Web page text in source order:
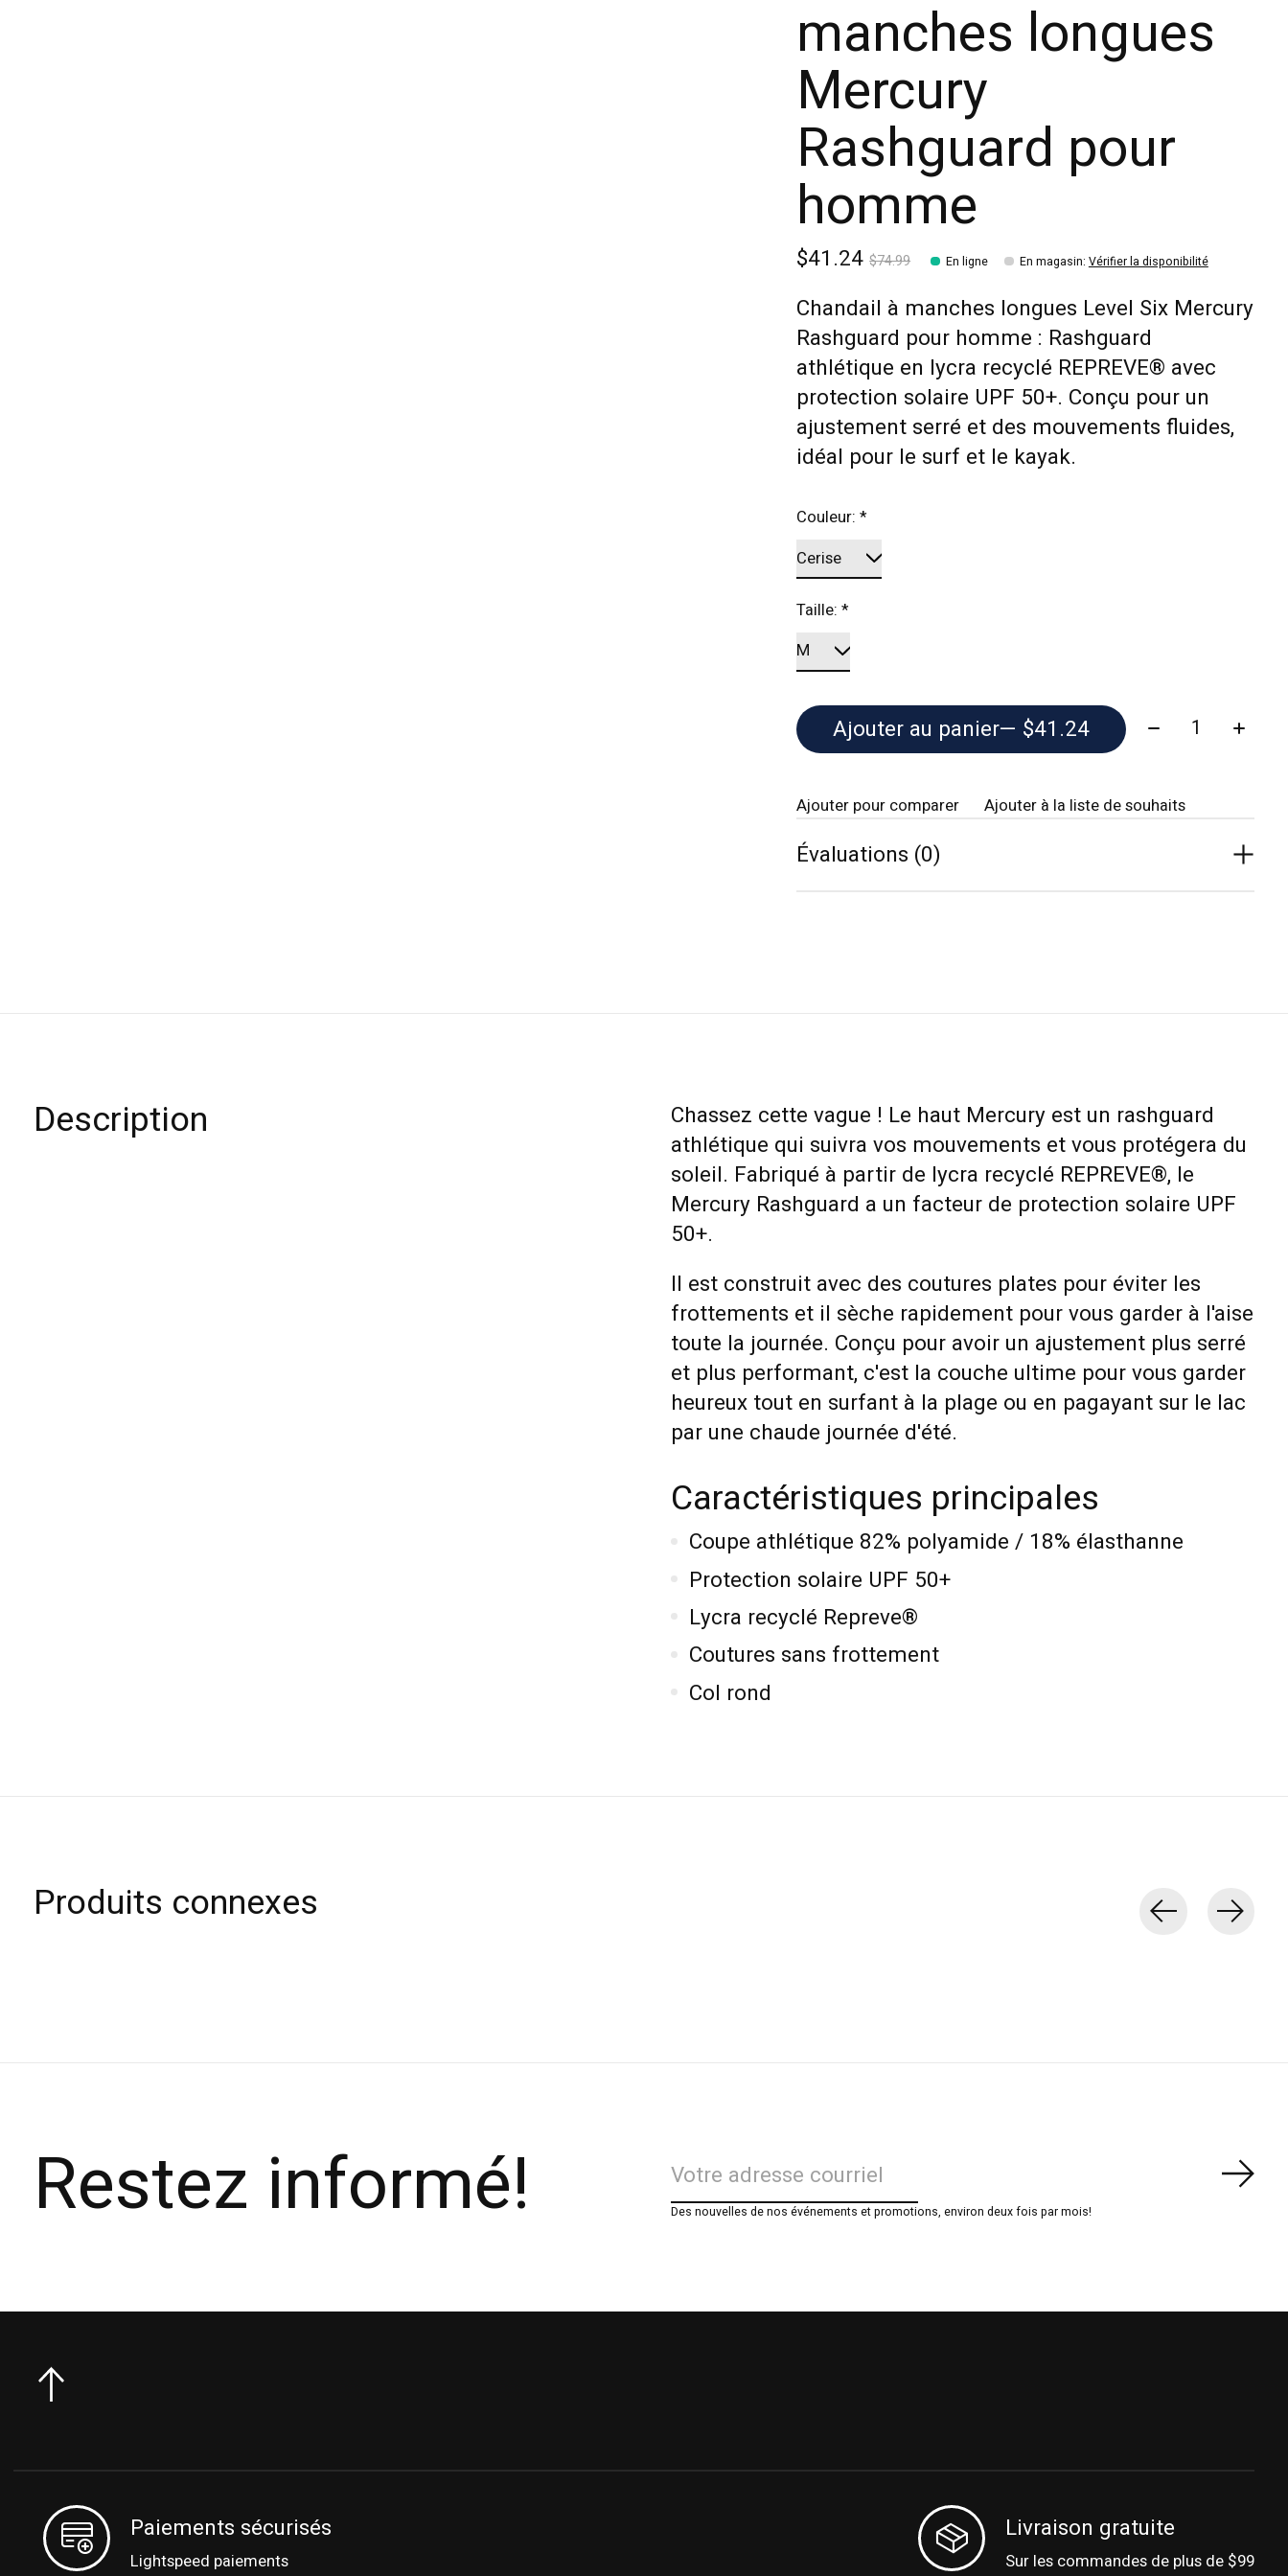
manches longues
Mercury
Rashguard pour
homme
$41.24$74.99 En ligne En magasin: Vérifier la disponibilité
Chandail à manches longues Level Six Mercury
Rashguard pour homme : Rashguard
athlétique en lycra recyclé REPREVE® avec
protection solaire UPF 50+. Conçu pour un
ajustement serré et des mouvements fluides,
idéal pour le surf et le kayak.
Couleur:*
Taille:*
Ajouter au panier — $41.24 Quantité:
Ajouter pour comparer Ajouter à la liste de souhaits
Évaluations (0)
Description
Chassez cette vague ! Le haut Mercury est un rashguard
athlétique qui suivra vos mouvements et vous protégera du
soleil. Fabriqué à partir de lycra recyclé REPREVE®, le
Mercury Rashguard a un facteur de protection solaire UPF
50+.
Il est construit avec des coutures plates pour éviter les
frottements et il sèche rapidement pour vous garder à l'aise
toute la journée. Conçu pour avoir un ajustement plus serré
et plus performant, c'est la couche ultime pour vous garder
heureux tout en surfant à la plage ou en pagayant sur le lac
par une chaude journée d'été.
Caractéristiques principales
Coupe athlétique 82% polyamide / 18% élasthanne
Protection solaire UPF 50+
Lycra recyclé Repreve®
Coutures sans frottement
Col rond
Produits connexes
Restez informé! Des nouvelles de nos événements et promotions, environ deux fois par mois!
Paiements sécurisés
Lightspeed paiements
Livraison gratuite
Sur les commandes de plus de $99